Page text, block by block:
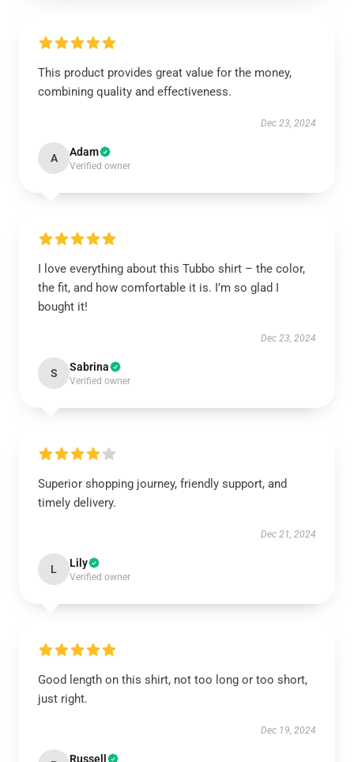
This product provides great value for the money,
combining quality and effectiveness.
Dec 23, 2024
A Adam
Verified owner
I love everything about this Tubbo shirt – the color,
the fit, and how comfortable it is. I’m so glad I
bought it!
Dec 23, 2024
S Sabrina
Verified owner
Superior shopping journey, friendly support, and
timely delivery.
Dec 21, 2024
L Lily
Verified owner
Good length on this shirt, not too long or too short,
just right.
Dec 19, 2024
Russell